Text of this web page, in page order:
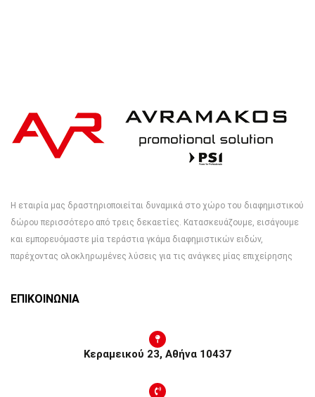
Η εταιρία μας δραστηριοποιείται δυναμικά στο χώρο του διαφημιστικού
δώρου περισσότερο από τρεις δεκαετίες. Κατασκευάζουμε, εισάγουμε
και εμπορευόμαστε μία τεράστια γκάμα διαφημιστικών ειδών,
παρέχοντας ολοκληρωμένες λύσεις για τις ανάγκες μίας επιχείρησης
ΕΠΙΚΟΙΝΩΝΙΑ
Κεραμεικού 23, Αθήνα 10437